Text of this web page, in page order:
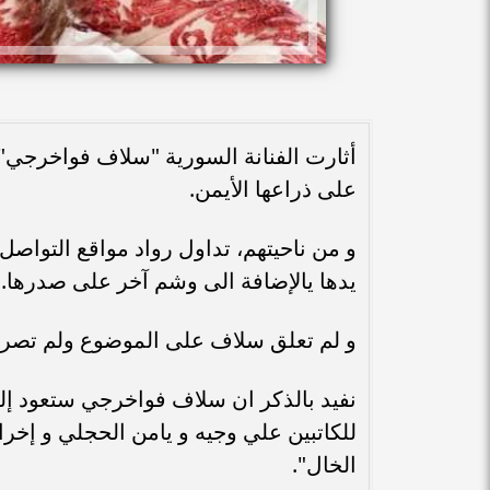
أثارت الفنانة السورية "سلاف
على ذراعها الأيمن.
و من ناحيتهم، تداول رواد مواقع
يدها يالإضافة الى وشم آخر على صدرها.
و لم تعلق سلاف على الموضوع ولم
نفيد بالذكر ان سلاف فواخرجي
للكاتبين علي وجيه و يامن الحجلي و
الخال".